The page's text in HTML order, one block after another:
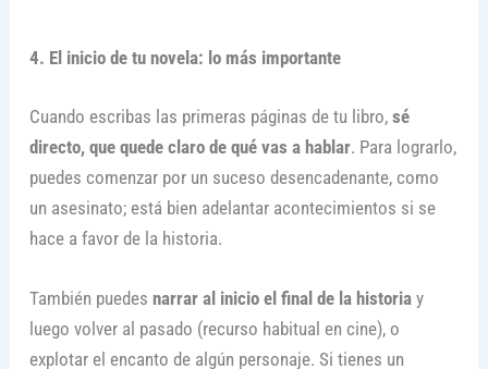
4. El inicio de tu novela: lo más importante
Cuando escribas las primeras páginas de tu libro, sé
directo, que quede claro de qué vas a hablar. Para lograrlo,
puedes comenzar por un suceso desencadenante, como
un asesinato; está bien adelantar acontecimientos si se
hace a favor de la historia.
También puedes narrar al inicio el final de la historiay
luego volver al pasado (recurso habitual en cine), o
explotar el encanto de algún personaje. Si tienes un